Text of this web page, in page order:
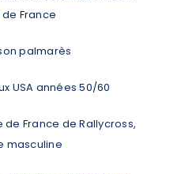
France
palmarès
USA années 50/60
France de Rallycross,
masculine